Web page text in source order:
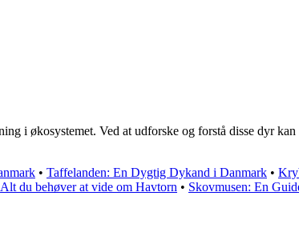
i økosystemet. Ved at udforske og forstå disse dyr
• Taffelanden: En Dygtig Dykand i Danmark •
Alt du behøver at vide om Havtorn • Skovmusen: En